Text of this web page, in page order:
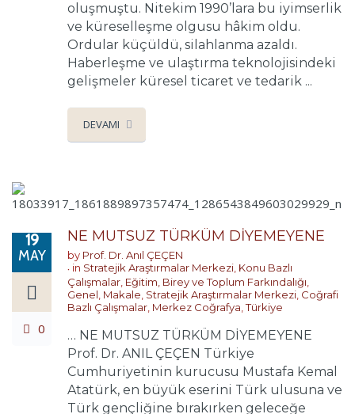
oluşmuştu. Nitekim 1990’lara bu iyimserlik
ve küreselleşme olgusu hâkim oldu.
Ordular küçüldü, silahlanma azaldı.
Haberleşme ve ulaştırma teknolojisindeki
gelişmeler küresel ticaret ve tedarik ...
DEVAMI
19
MAY
0
NE MUTSUZ TÜRKÜM DİYEMEYENE
by Prof. Dr. Anıl ÇEÇEN
in Stratejik Araştırmalar Merkezi, Konu Bazlı
Çalışmalar, Eğitim, Birey ve Toplum Farkındalığı,
Genel, Makale, Stratejik Araştırmalar Merkezi, Coğrafi
Bazlı Çalışmalar, Merkez Coğrafya,Türkiye
… NE MUTSUZ TÜRKÜM DİYEMEYENE
Prof. Dr. ANIL ÇEÇEN Türkiye
Cumhuriyetinin kurucusu Mustafa Kemal
Atatürk, en büyük eserini Türk ulusuna ve
Türk gençliğine bırakırken geleceğe